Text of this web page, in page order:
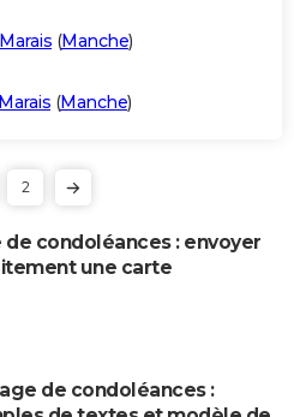
(Manche)
(Manche)
2
de condoléances : envoyer
une carte
de condoléances :